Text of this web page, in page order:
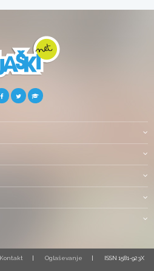
Kontakt Oglaševanje ISSN 1581-923X